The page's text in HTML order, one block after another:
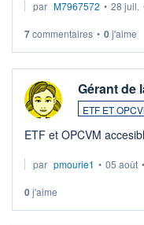
par M7967572 • 28 juil.
7commentaires • 0j'aime
Gérant de
ETF ET
ETF et
par pmourie1 • 05 août •
0j'aime